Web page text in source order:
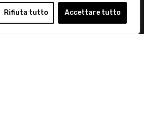
Rifiuta tutto Accettare tutto